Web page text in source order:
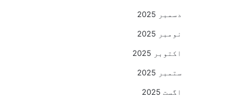
دسمبر 2025
نومبر 2025
اکتوبر 2025
ستمبر 2025
اگست 2025